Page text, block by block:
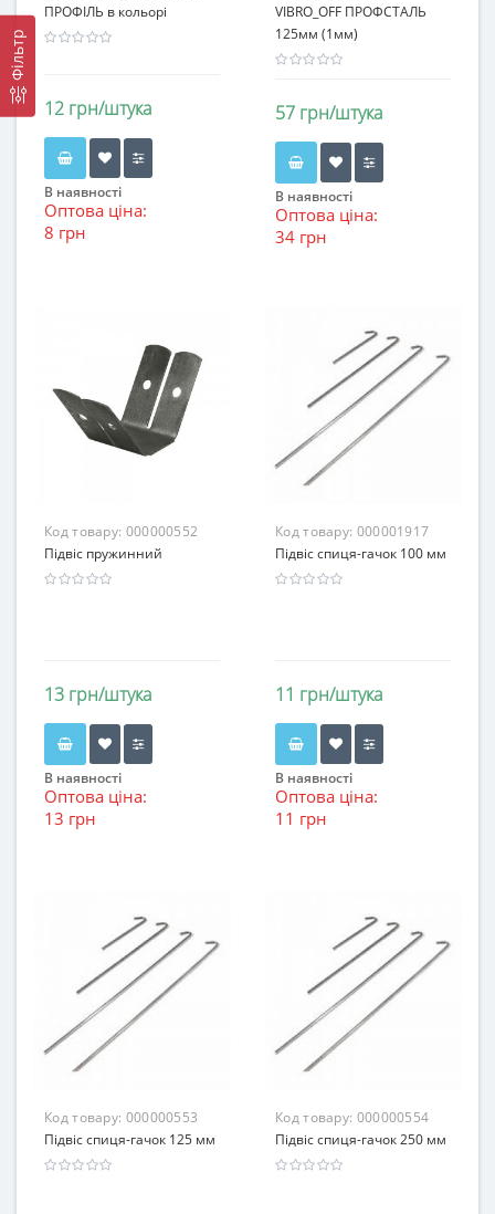
Фільтр
ПРОФІЛЬ в кольорі
12 грн/штука
В наявності
Оптова ціна:
8 грн
VIBRO_OFF ПРОФСТАЛЬ
125мм (1мм)
57 грн/штука
В наявності
Оптова ціна:
34 грн
Код товару: 000000552
Підвіс пружинний
13 грн/штука
В наявності
Оптова ціна:
13 грн
Код товару: 000001917
Підвіс спиця-гачок 100 мм
11 грн/штука
В наявності
Оптова ціна:
11 грн
Код товару: 000000553
Підвіс спиця-гачок 125 мм
Код товару: 000000554
Підвіс спиця-гачок 250 мм